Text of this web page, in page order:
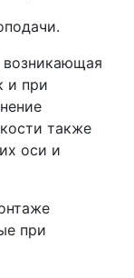
возникающая
и при
также
оси и
при